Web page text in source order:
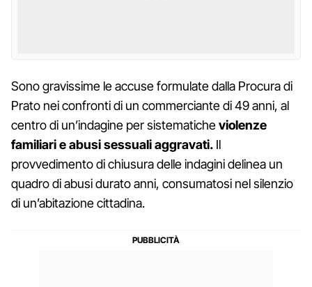
Sono gravissime le accuse formulate dalla Procura di
Prato nei confronti di un commerciante di 49 anni, al
centro di un’indagine per sistematicheviolenze
familiari e abusi sessuali aggravati. Il
provvedimento di chiusura delle indagini delinea un
quadro di abusi durato anni, consumatosi nel silenzio
di un’abitazione cittadina.